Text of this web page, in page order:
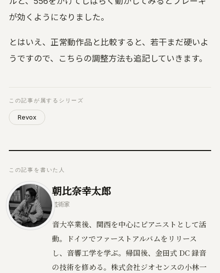
が効くようになりました。
とはいえ、正常動作品と比較すると、若干まだ硬いよ
うですので、こちらの調整方法も追記していきます。
この記事が属するシリーズ
Revox
この記事を書いた人
朝比奈幸太郎
芸術家
音大卒業後、関西を中心にピアニストとして活
動。ドイツでファーストアルバムをリリース
し、音響工学を学ぶ。帰国後、金田式 DC 録音
の技術を修める。株式会社ジオセンスの小林一